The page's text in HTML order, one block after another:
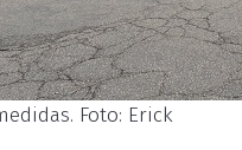
Foto: Erick